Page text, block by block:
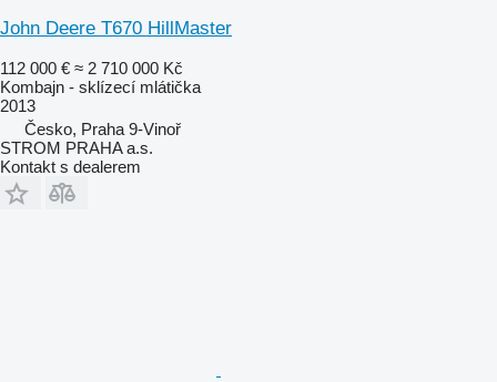
John Deere T670 HillMaster
112 000 € ≈ 2 710 000 Kč
Kombajn - sklízecí mlátička
2013
Česko, Praha 9-Vinoř
STROM PRAHA a.s.
Kontakt s dealerem